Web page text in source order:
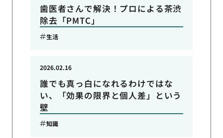
歯医者さんで解決！プロによる茶渋
除去「PMTC」
生活
誰でも真っ白になれるわけではな
い、「効果の限界と個人差」という
壁
2026.02.16
知識